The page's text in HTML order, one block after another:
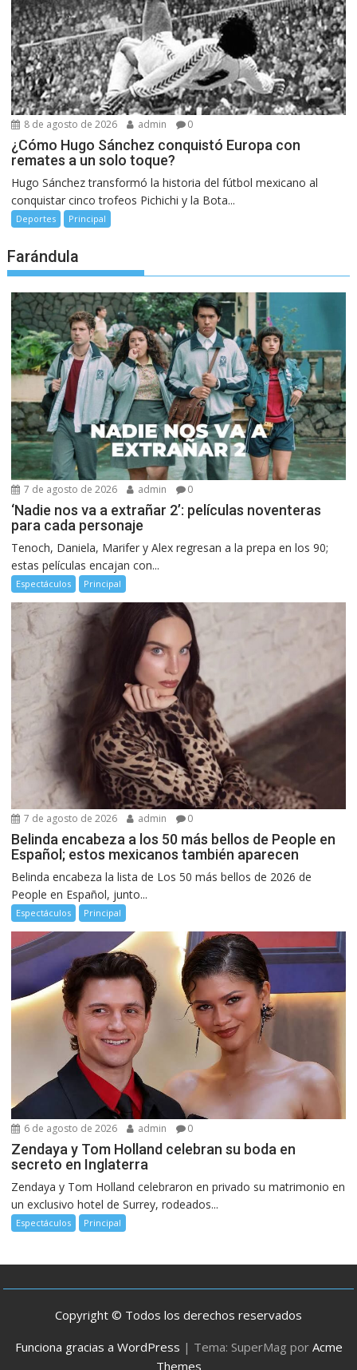
8 de agosto de 2026 admin 0
¿Cómo Hugo Sánchez conquistó Europa con
remates a un solo toque?
Hugo Sánchez transformó la historia del fútbol mexicano al
conquistar cinco trofeos Pichichi y la Bota...
Deportes Principal
Farándula
7 de agosto de 2026 admin 0
‘Nadie nos va a extrañar 2’: películas noventeras
para cada personaje
Tenoch, Daniela, Marifer y Alex regresan a la prepa en los 90;
estas películas encajan con...
Espectáculos Principal
7 de agosto de 2026 admin 0
Belinda encabeza a los 50 más bellos de People en
Español; estos mexicanos también aparecen
Belinda encabeza la lista de Los 50 más bellos de 2026 de
People en Español, junto...
Espectáculos Principal
6 de agosto de 2026 admin 0
Zendaya y Tom Holland celebran su boda en
secreto en Inglaterra
Zendaya y Tom Holland celebraron en privado su matrimonio en
un exclusivo hotel de Surrey, rodeados...
Espectáculos Principal
Copyright © Todos los derechos reservados
Funciona gracias a WordPress | Tema: SuperMag por Acme
Themes